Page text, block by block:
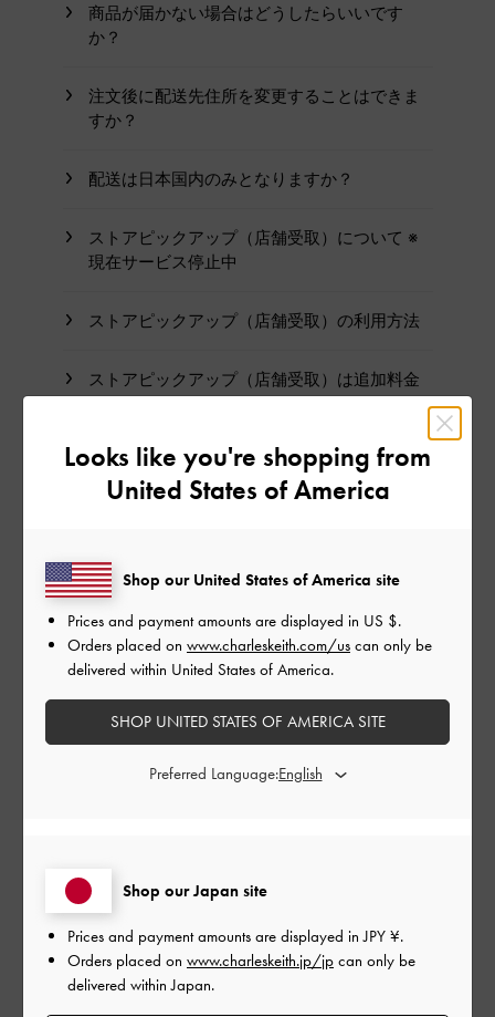
商品が届かない場合はどうしたらいいです
か？
注文後に配送先住所を変更することはできま
すか？
配送は日本国内のみとなりますか？
ストアピックアップ（店舗受取）について ※
現在サービス停止中
ストアピックアップ（店舗受取）の利用方法
ストアピックアップ（店舗受取）は追加料金
がかかりますか？
ストアピックアップ（店舗受取）の受け取り
準備ができると、どのように通知されます
受け取り準備完了メールが届かなかった場合
はどうすればいいですか？
ストアピックアップ（店舗受取）の受け取り
方法
ストアピックアップ（店舗受取）で受け取り
後、返品・交換はできますか？
Looks like you're shopping from
United States of America
Shop our Japan site
Prices and payment amounts are displayed inJPY ¥.
Orders placed on www.charleskeith.jp/jp can only be
delivered within Japan.
Shop our United States of America site
Prices and payment amounts are displayed in US $.
Orders placed on www.charleskeith.com/us can only be
delivered within United States of America.
SHOP UNITED STATES OF AMERICA SITE
Preferred Language: